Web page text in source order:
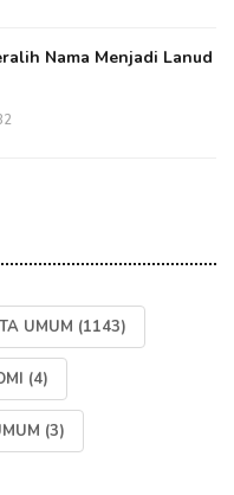
Nama Menjadi Lanud
UMUM (1143)
(4)
(3)